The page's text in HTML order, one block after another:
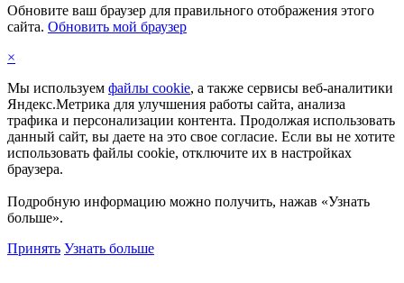
Обновите ваш браузер для правильного отображения этого
сайта. Обновить мой браузер
×
Мы используем файлы cookie, а также сервисы веб-аналитики
Яндекс.Метрика для улучшения работы сайта, анализа
трафика и персонализации контента. Продолжая использовать
данный сайт, вы даете на это свое согласие. Если вы не хотите
использовать файлы cookie, отключите их в настройках
браузера.
Подробную информацию можно получить, нажав «Узнать
больше».
Принять Узнать больше